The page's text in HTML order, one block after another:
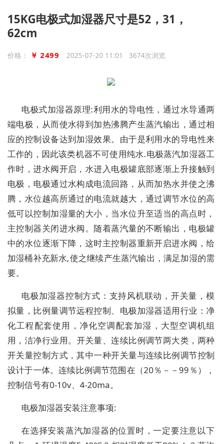
15KG电极式加湿器尺寸是52，31，
62cm
价格： ￥ 2499 2025-07-20 11:01 3674次浏览
电极式加湿器原理:利用水的导电性，通过水导通两
端电极，从而使水得到加热沸腾产生蒸汽输出，通过相
应的控制设备达到加湿效果。由于是利用水的导电性来
工作的，因此该类机器不可使用纯水.电极蒸汽加湿器工
作时，进水阀开启，水进入电极罐底部逐渐上升接触到
电极，电极通过水构成电流回路，从而加热水并使之沸
腾，水位越高所通过的电流就越大，通过调节水位的高
低可以控制加湿量的大小，当水位升至适当的高点时，
主控制器关闭进水阀。随着蒸汽量的不断输出，电极罐
中的水位逐渐下降，这时主控制器重新开启进水阀，给
加湿桶补充新水,使之继续产生蒸汽输出，满足加湿的需
要。
电极加湿器控制方式：支持风机联动， 开关量，模
拟量，比例量调节远程控制、 电极加湿器适用行业：净
化工程配套使用，净化空调配套加湿，大型空调机组
用 ， 洁净行业用。 开关量、连续比例调节两大类，两种
开关量控制方式，其中一种开关量与连续比例调节控制
设计于一体。连续比例调节范围在（20％－－99 ％），
控制信号有0-10v、4-20ma。
电极加湿器安装注意事项:
在选择安装蒸汽加湿器的位置时，一定要注意以下